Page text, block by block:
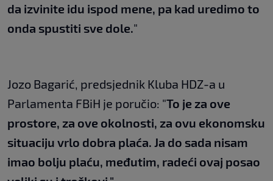
da izvinite idu ispod mene, pa kad uredimo to
onda spustiti sve dole."
Jozo Bagarić, predsjednik Kluba HDZ-a u
Parlamenta FBiH je poručio: "To je za ove
prostore, za ove okolnosti, za ovu ekonomsku
situaciju vrlo dobra plaća. Ja do sada nisam
imao bolju plaću, međutim, radeći ovaj posao